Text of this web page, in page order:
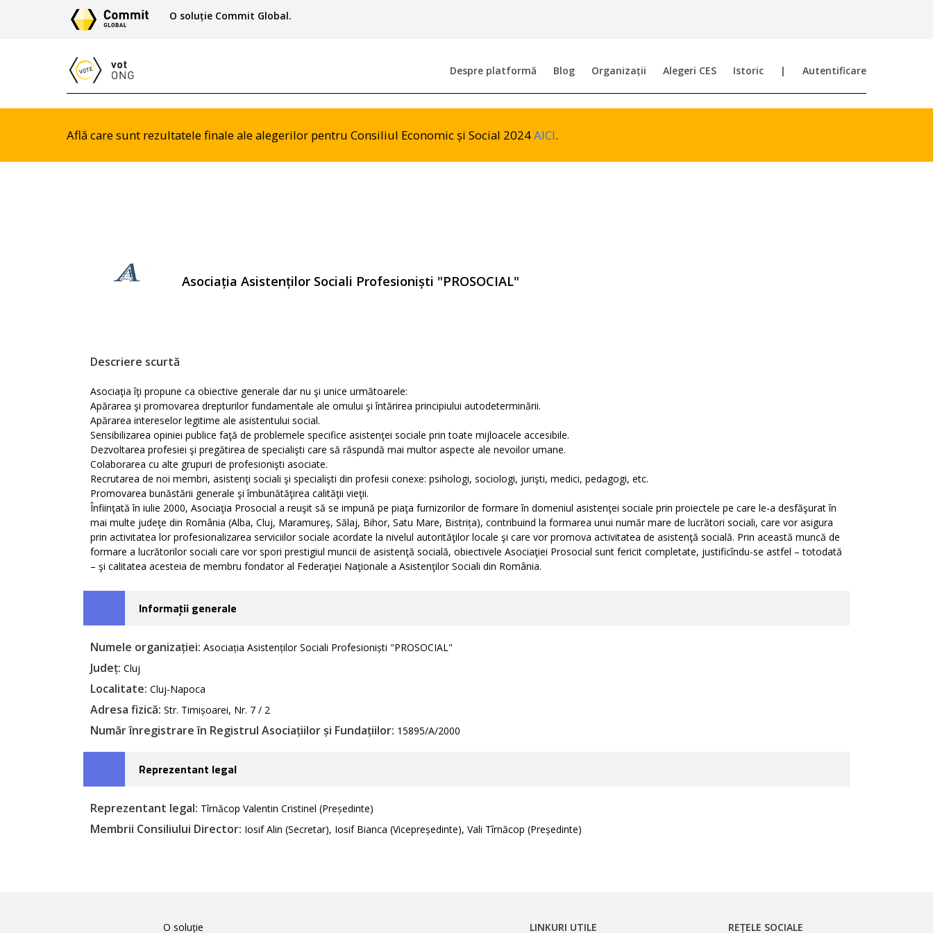
O soluție Commit Global.
Despre platformă Blog Organizații Alegeri CES Istoric | Autentificare
Află care sunt rezultatele finale ale alegerilor pentru Consiliul Economic și Social 2024AICI.
Asociația Asistenților Sociali Profesioniști "PROSOCIAL"
Descriere scurtă
Asociaţia îţi propune ca obiective generale dar nu şi unice următoarele:
Apărarea şi promovarea drepturilor fundamentale ale omului şi întărirea principiului autodeterminării.
Apărarea intereselor legitime ale asistentului social.
Sensibilizarea opiniei publice faţă de problemele specifice asistenţei sociale prin toate mijloacele accesibile.
Dezvoltarea profesiei şi pregătirea de specialişti care să răspundă mai multor aspecte ale nevoilor umane.
Colaborarea cu alte grupuri de profesionişti asociate.
Recrutarea de noi membri, asistenţi sociali şi specialişti din profesii conexe: psihologi, sociologi, jurişti, medici, pedagogi, etc.
Promovarea bunăstării generale şi îmbunătăţirea calităţii vieţii.
Înfiinţată în iulie 2000, Asociaţia Prosocial a reuşit să se impună pe piaţa furnizorilor de formare în domeniul asistenţei sociale prin proiectele pe care le-a desfăşurat în
mai multe judeţe din România (Alba, Cluj, Maramureş, Sălaj, Bihor, Satu Mare, Bistrița), contribuind la formarea unui număr mare de lucrători sociali, care vor asigura
prin activitatea lor profesionalizarea serviciilor sociale acordate la nivelul autorităţilor locale şi care vor promova activitatea de asistenţă socială. Prin această muncă de
formare a lucrătorilor sociali care vor spori prestigiul muncii de asistenţă socială, obiectivele Asociaţiei Prosocial sunt fericit completate, justificîndu-se astfel – totodată
– şi calitatea acesteia de membru fondator al Federaţiei Naţionale a Asistenţilor Sociali din România.
Informații generale
Numele organizației: Asociația Asistenților Sociali Profesioniști "PROSOCIAL"
Județ: Cluj
Localitate: Cluj-Napoca
Adresa fizică: Str. Timișoarei, Nr. 7 / 2
Număr înregistrare în Registrul Asociațiilor și Fundațiilor: 15895/A/2000
Reprezentant legal
Reprezentant legal: Tîrnăcop Valentin Cristinel (Președinte)
Membrii Consiliului Director: Iosif Alin (Secretar), Iosif Bianca (Vicepreședinte), Vali Tîrnăcop (Președinte)
O soluție LINKURI UTILE REȚELE SOCIALE